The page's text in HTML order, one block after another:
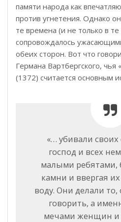
памяти народа как
против угнетения. Однако
те времена (и не только в
сопровождалось
обеих сторон. Вот что
Германа Вартбергского, чья
(1372) считается основным
«… убивали
господ и всех
малыми ребятами,
камни и ввергая
воду. Они делали
говорить, а
мечами женщин и